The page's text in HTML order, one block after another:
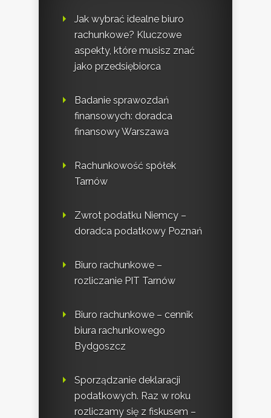
Jak wybrać idealne biuro
rachunkowe? Kluczowe
aspekty, które musisz znać
jako przedsiębiorca
Badanie sprawozdań
finansowych: doradca
finansowy Warszawa
Rachunkowość spółek
Tarnów
Zwrot podatku Niemcy –
doradca podatkowy Poznań
Biuro rachunkowe –
rozliczanie PIT Tarnów
Biuro rachunkowe – cennik
biura rachunkowego
Bydgoszcz
Sporządzanie deklaracji
podatkowych. Raz w roku
rozliczamy się z fiskusem –